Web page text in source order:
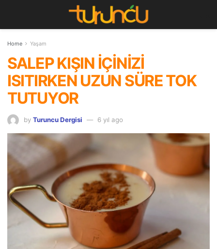
Home Yaşam
SALEP KIŞIN İÇİNİZİ
ISITIRKEN UZUN SÜRE TOK
TUTUYOR
by Turuncu Dergisi 6 yıl ago